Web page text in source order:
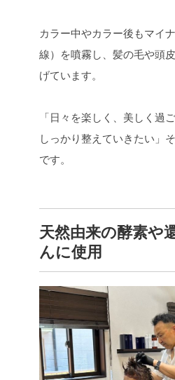
カラー中やカラー後もマイ
線）を噴霧し、髪の毛や頭
げています。
「日々を楽しく、美しく過
しっかり整えていきたい」
です。
天然由来の酵素や
んに使用